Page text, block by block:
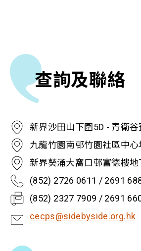
查詢及聯絡
新界沙田山下圍5D - 青衛
九龍竹園南邨竹園社區中心
新界葵涌大窩口邨富德樓地
(852) 2726 0611 / 2691
(852) 2327 7909 / 2691
cecps@sidebyside.org.hk